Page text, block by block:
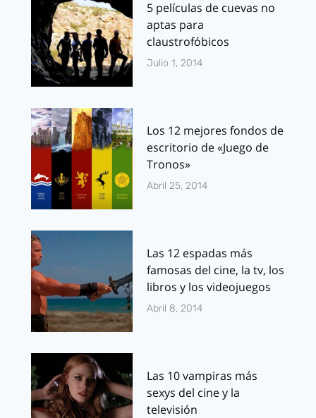
5 películas de cuevas no
aptas para
claustrofóbicos
Julio 1, 2014
Los 12 mejores fondos de
escritorio de «Juego de
Tronos»
Abril 25, 2014
Las 12 espadas más
famosas del cine, la tv, los
libros y los videojuegos
Abril 8, 2014
Las 10 vampiras más
sexys del cine y la
televisión